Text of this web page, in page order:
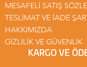
MESAFELİ SATIŞ
TESLİMAT VE İADE
HAKKIMIZDA
GİZLİLİK VE GÜVENLİK
KARGO VE